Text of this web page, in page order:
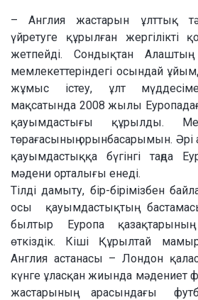
– Англия жастарын ұлттық
үйретуге құрылған жергілікті
жетпейді. Сондықтан
мемлекеттеріндегі осындай
жұмыс істеу, ұлт
мақсатында 2008 жылы
қауымдастығы құрылды.
төрағасының орынбасарымын. Әрі
қауымдастыққа бүгінгі таңда
мәдени орталығы енеді.
Тілді дамыту, бір-бірімізбен
осы қауымдастықтың
былтыр Еуропа
өткіздік. Кіші Құрылтай
Англия астанасы – Лондон
күнге ұласқан жиында мәдениет
жастарының арасындағы